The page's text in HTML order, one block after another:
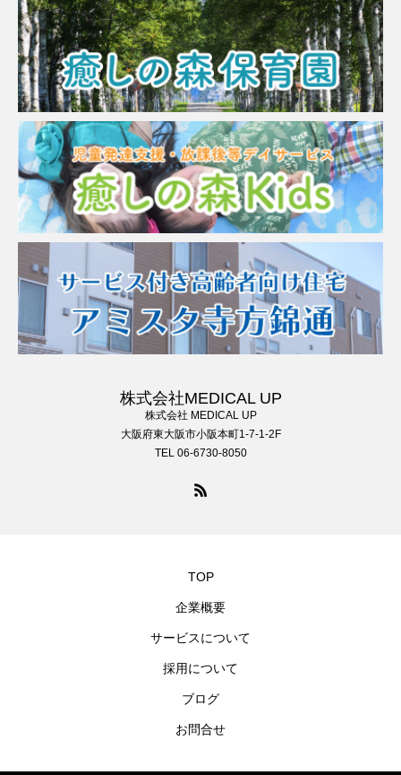
株式会社MEDICAL UP
株式会社 MEDICAL UP
大阪府東大阪市小阪本町1-7-1-2F
TEL 06-6730-8050
TOP
企業概要
サービスについて
採用について
ブログ
お問合せ